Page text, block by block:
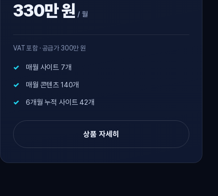
330만 원 / 월
VAT 포함 · 공급가 300만 원
매월 사이트 7개
매월 콘텐츠 140개
6개월 누적 사이트 42개
상품 자세히